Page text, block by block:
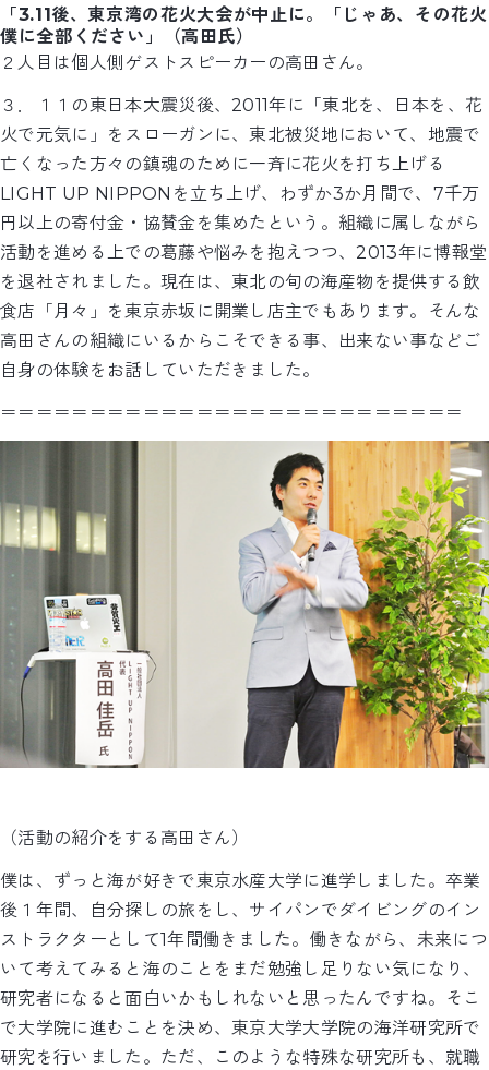
「3.11後、東京湾の花火大会が中止に。「じゃあ、その花火
僕に全部ください」（高田氏）
２人目は個人側ゲストスピーカーの高田さん。
３．１１の東日本大震災後、2011年に「東北を、日本を、花
火で元気に」をスローガンに、東北被災地において、地震で
亡くなった方々の鎮魂のために一斉に花火を打ち上げる
LIGHT UP NIPPONを立ち上げ、わずか3か月間で、7千万
円以上の寄付金・協賛金を集めたという。組織に属しながら
活動を進める上での葛藤や悩みを抱えつつ、2013年に博報堂
を退社されました。現在は、東北の旬の海産物を提供する飲
食店「月々」を東京赤坂に開業し店主でもあります。そんな
高田さんの組織にいるからこそできる事、出来ない事などご
自身の体験をお話していただきました。
＝＝＝＝＝＝＝＝＝＝＝＝＝＝＝＝＝＝＝＝＝＝＝＝＝＝
（活動の紹介をする高田さん）
僕は、ずっと海が好きで東京水産大学に進学しました。卒業
後１年間、自分探しの旅をし、サイパンでダイビングのイン
ストラクターとして1年間働きました。働きながら、未来につ
いて考えてみると海のことをまだ勉強し足りない気になり、
研究者になると面白いかもしれないと思ったんですね。そこ
で大学院に進むことを決め、東京大学大学院の海洋研究所で
研究を行いました。ただ、このような特殊な研究所も、就職